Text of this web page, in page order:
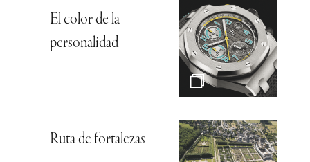
El color de la
personalidad
Ruta de fortalezas